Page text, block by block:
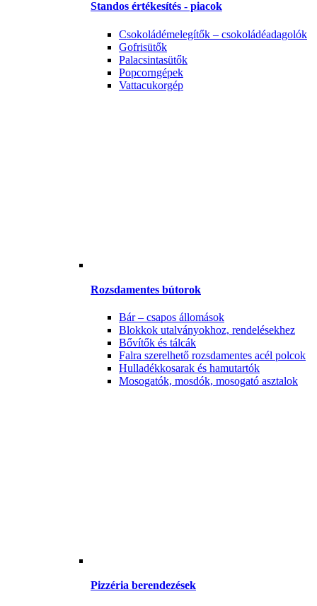
Standos értékesítés - piacok
Csokoládémelegítők – csokoládéadagolók
Gofrisütők
Palacsintasütők
Popcorngépek
Vattacukorgép
Rozsdamentes bútorok
Bár – csapos állomások
Blokkok utalványokhoz, rendelésekhez
Bővítők és tálcák
Falra szerelhető rozsdamentes acél polcok
Hulladékkosarak és hamutartók
Mosogatók, mosdók, mosogató asztalok
Pizzéria berendezések